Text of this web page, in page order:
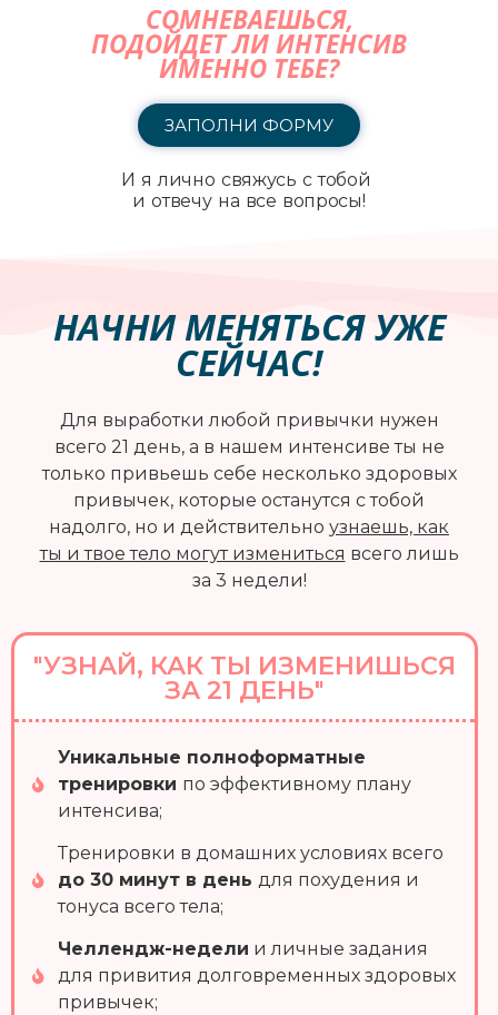
СОМНЕВАЕШЬСЯ,
ПОДОЙДЕТ ЛИ ИНТЕНСИВ
ИМЕННО ТЕБЕ?
ЗАПОЛНИ ФОРМУ
И я лично свяжусь с тобой
и отвечу на все вопросы!
НАЧНИ МЕНЯТЬСЯ УЖЕ
СЕЙЧАС!
Для выработки любой привычки нужен
всего 21 день, а в нашем интенсиве ты не
только привьешь себе несколько здоровых
привычек, которые останутся с тобой
надолго, но и действительно узнаешь, как
ты и твое тело могут измениться всего лишь
за 3 недели!
"УЗНАЙ, КАК ТЫ ИЗМЕНИШЬСЯ
ЗА 21 ДЕНЬ"
Уникальные полноформатные
тренировки по эффективному плану
интенсива;
Тренировки в домашних условиях всего
до 30 минут в день для похудения и
тонуса всего тела;
Челлендж-недели и личные задания
для привития долговременных здоровых
привычек;